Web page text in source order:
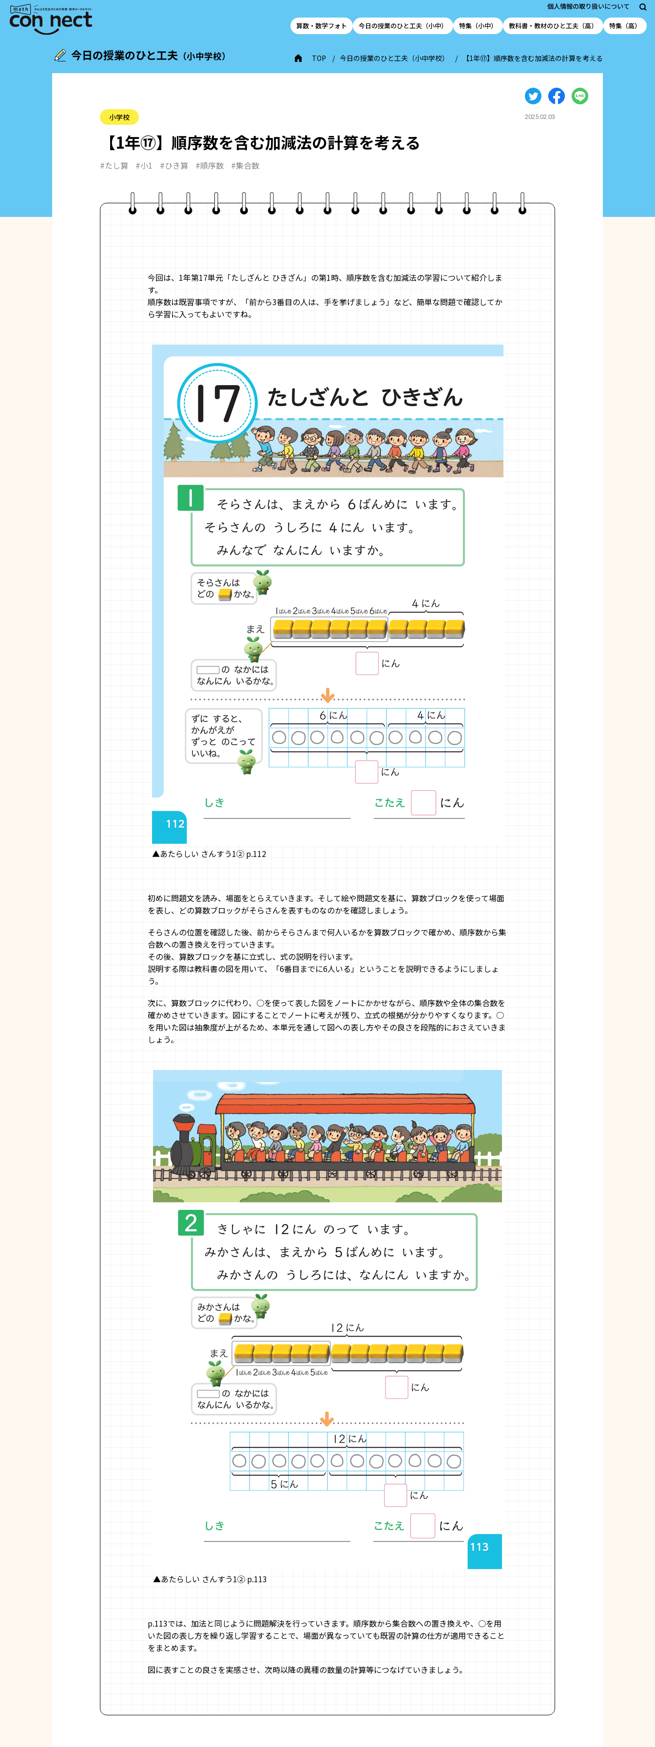
個人情報の取り扱いについて
算数・数学フォト 今日の授業のひと工夫（小中） 特集（小中） 教科書・教材のひと工夫（高） 特集（高）
今日の授業のひと工夫 （小中学校） TOP 今日の授業のひと工夫（小中学校） 【1年⑰】順序数を含む加減法の計算を考える
小学校 2025.02.03
【1年⑰】 順序数を含む加減法の計算を考える
#たし算 #小1 #ひき算 #順序数 #集合数
今回は、1年第17単元「たしざんと ひきざん」の第1時、順序数を含む加減法の学習について紹介しま
す。
順序数は既習事項ですが、「前から3番目の人は、手を挙げましょう」など、簡単な問題で確認してか
ら学習に入ってもよいですね。
▲あたらしい さんすう1② p.112
初めに問題文を読み、場面をとらえていきます。そして絵や問題文を基に、算数ブロックを使って場面
を表し、どの算数ブロックがそらさんを表すものなのかを確認しましょう。
そらさんの位置を確認した後、前からそらさんまで何人いるかを算数ブロックで確かめ、順序数から集
合数への置き換えを行っていきます。
その後、算数ブロックを基に立式し、式の説明を行います。
説明する際は教科書の図を用いて、「6番目までに6人いる」ということを説明できるようにしましょ
う。
次に、算数ブロックに代わり、○を使って表した図をノートにかかせながら、順序数や全体の集合数を
確かめさせていきます。図にすることでノートに考えが残り、立式の根拠が分かりやすくなります。○
を用いた図は抽象度が上がるため、本単元を通して図への表し方やその良さを段階的におさえていきま
しょう。
▲あたらしい さんすう1② p.113
p.113では、加法と同じように問題解決を行っていきます。順序数から集合数への置き換えや、○を用
いた図の表し方を繰り返し学習することで、場面が異なっていても既習の計算の仕方が適用できること
をまとめます。
図に表すことの良さを実感させ、次時以降の異種の数量の計算等につなげていきましょう。